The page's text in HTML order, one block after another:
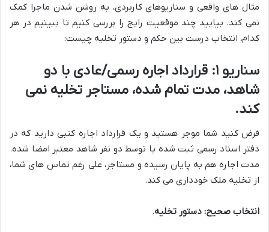
مثال های واقعی و سناریوهای کاربردی، به روشن شدن ماجرا کمک
نمی کند. بیایید چند موقعیت رایج را بررسی کنیم تا ببینیم در هر
کدام، انتخاب درست بین حکم و دستور تخلیه چیست:
سناریو ۱: قرارداد اجاره رسمی/عادی با دو
شاهد، مدت تمام شده، مستاجر تخلیه نمی
کند.
فرض کنید شما موجر هستید و یک قرارداد اجاره کتبی دارید که در
دفتر اسناد رسمی ثبت شده یا توسط دو نفر شاهد معتبر امضا شده.
مدت اجاره هم به پایان رسیده و مستاجر، علی رغم تماس های شما،
از تخلیه ملک خودداری می کند.
انتخاب صحیح: دستور تخلیه.